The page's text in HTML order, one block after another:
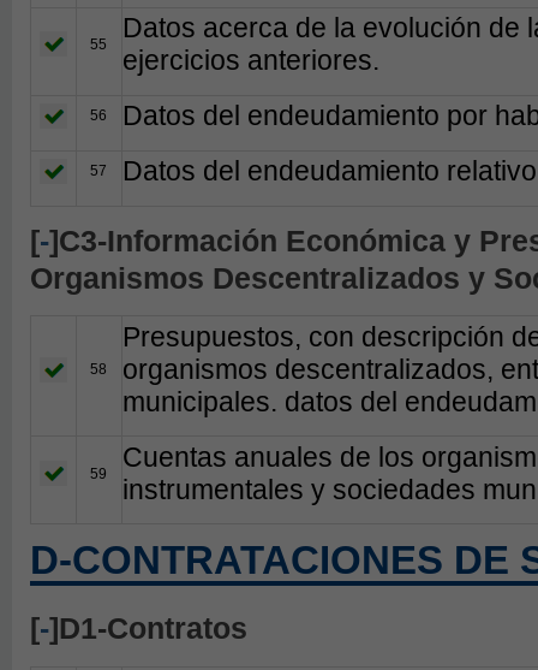
55
Datos acerca de la evolución de
ejercicios anteriores.
56 Datos del endeudamiento por
57 Datos del endeudamiento
[-]C3-Información Económica y
Organismos Descentralizados y
58
Presupuestos, con descripción
organismos descentralizados,
municipales. datos del
59
Cuentas anuales de los
instrumentales y sociedades
D-CONTRATACIONES DE
[-]D1-Contratos